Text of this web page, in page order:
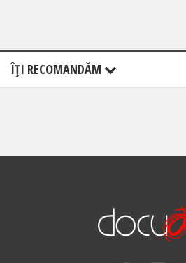
ÎŢI RECOMANDĂM